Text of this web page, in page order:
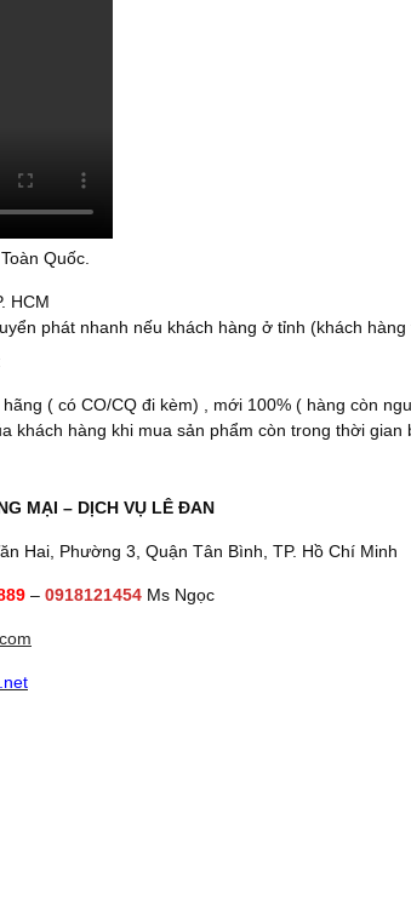
Quốc.
HCM
phát nhanh nếu khách hàng ở tỉnh (khách
( có CO/CQ đi kèm) , mới 100% ( hàng còn
khách hàng khi mua sản phẩm còn trong thời gian
MẠI – DỊCH VỤ LÊ ĐAN
Hai, Phường 3, Quận Tân Bình, TP. Hồ Chí Minh
– 0918121454 Ms Ngọc